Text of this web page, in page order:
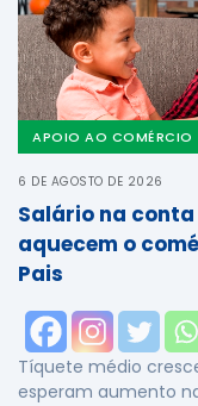
APOIO AO COMÉRCIO
6 DE AGOSTO DE 2026
Salário na
aquecem o
Pais
Tíquete médio
esperam aumento